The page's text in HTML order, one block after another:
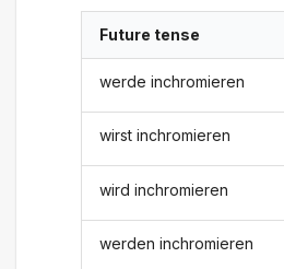
Future tense
werde inchromieren
wirst inchromieren
wird inchromieren
werden inchromieren